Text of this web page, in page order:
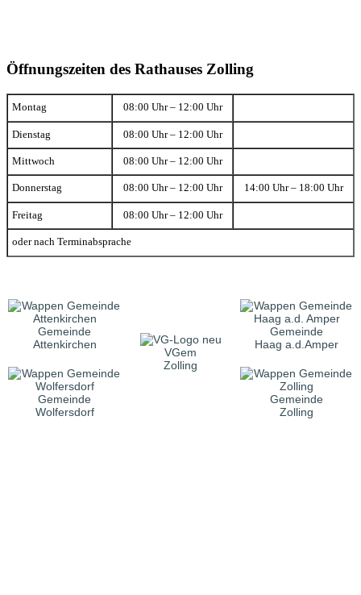
Öffnungszeiten des Rathauses Zolling
Montag 08:00 Uhr – 12:00 Uhr
Dienstag 08:00 Uhr – 12:00 Uhr
Mittwoch 08:00 Uhr – 12:00 Uhr
Donnerstag 08:00 Uhr – 12:00 Uhr 14:00 Uhr – 18:00 Uhr
Freitag 08:00 Uhr – 12:00 Uhr
oder nach Terminabsprache
Gemeinde
Attenkirchen
VGem
Zolling
Gemeinde
Haag a.d.Amper
Gemeinde
Wolfersdorf
Gemeinde
Zolling